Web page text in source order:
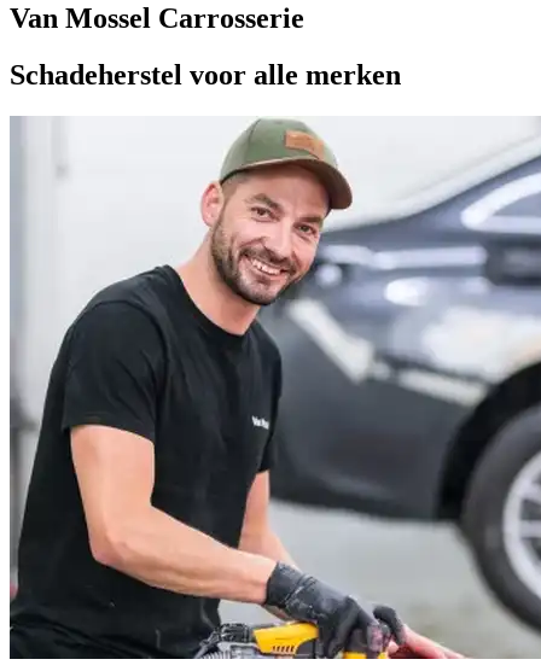
Van Mossel Carrosserie
Schadeherstel voor alle merken